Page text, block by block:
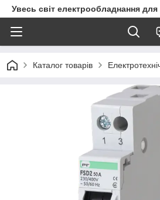
Увесь світ електрообладнання
Каталог товарів